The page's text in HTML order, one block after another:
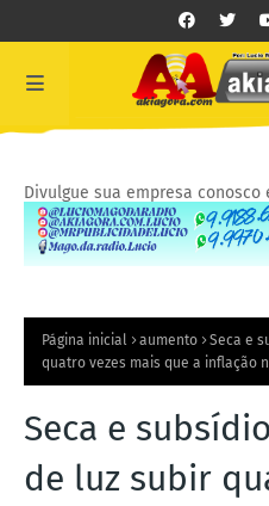
Divulgue sua empresa conosco
Página inicial aumento
Seca e
quatro vezes mais que a inflação
Seca e
de luz subir